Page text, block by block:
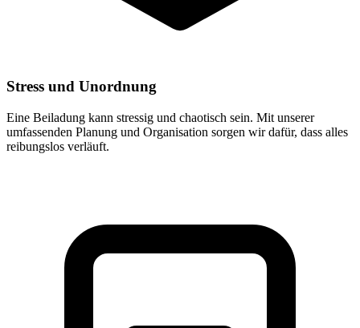
Stress und Unordnung
Eine Beiladung kann stressig und chaotisch sein. Mit unserer
umfassenden Planung und Organisation sorgen wir dafür, dass alles
reibungslos verläuft.